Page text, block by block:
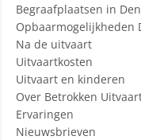
Begraafplaatsen in
Opbaarmogelijkheden
Na de uitvaart
Uitvaartkosten
Uitvaart en kinderen
Over Betrokken
Ervaringen
Nieuwsbrieven